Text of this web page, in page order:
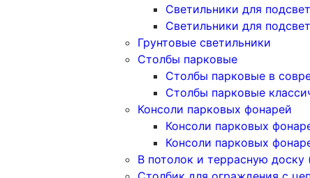
Светильники для
Светильники для
Грунтовые светильники
Столбы парковые
Столбы парковые в
Столбы парковые
Консоли парковых фонарей
Консоли парковых
Консоли парковых
В потолок и террасную доску